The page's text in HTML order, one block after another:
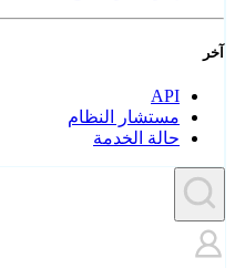
آخر
API
مستشار النظام
حالة الخدمة